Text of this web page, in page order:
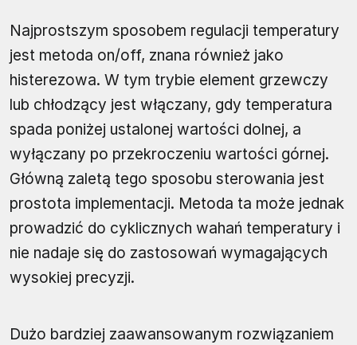
Najprostszym sposobem regulacji temperatury
jest metoda on/off, znana również jako
histerezowa. W tym trybie element grzewczy
lub chłodzący jest włączany, gdy temperatura
spada poniżej ustalonej wartości dolnej, a
wyłączany po przekroczeniu wartości górnej.
Główną zaletą tego sposobu sterowania jest
prostota implementacji. Metoda ta może jednak
prowadzić do cyklicznych wahań temperatury i
nie nadaje się do zastosowań wymagających
wysokiej precyzji.
Dużo bardziej zaawansowanym rozwiązaniem